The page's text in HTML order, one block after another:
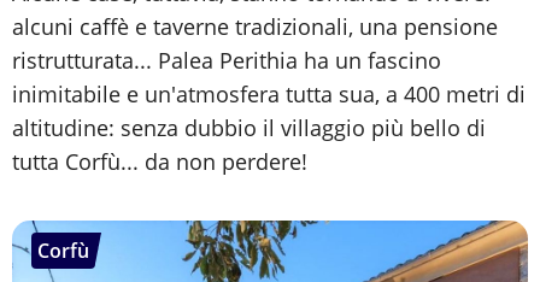
alcuni caffè e taverne tradizionali, una pensione
ristrutturata... Palea Perithia ha un fascino
inimitabile e un'atmosfera tutta sua, a 400 metri di
altitudine: senza dubbio il villaggio più bello di
tutta Corfù... da non perdere!
Corfù